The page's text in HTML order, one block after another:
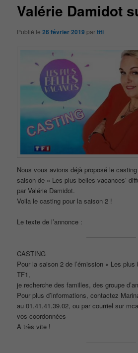
Valérie Damidot
Publié le26 février 2019 partiti
Nous vous avions déjà proposé le
saison de « Les plus belles vacances’
par Valérie Damidot.
Voila le casting pour la saison 2 !
Le texte de l’annonce :
CASTING
Pour la saison 2 de l’émission « Les
TF1,
je recherche des familles, des groupe
Pour plus d’informations, contactez
au 01.41.41.39.02, ou par courriel sur
vos coordonnées
A très vite !